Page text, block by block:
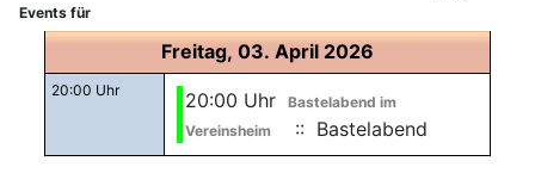
Events für
Freitag, 03. April 2026
20:00 Uhr 20:00 Uhr
Bastelabend im
Vereinsheim
:: Bastelabend